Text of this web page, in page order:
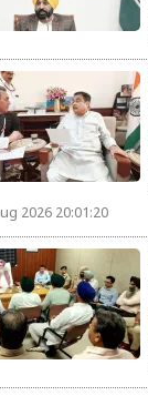
2026 20:01:20